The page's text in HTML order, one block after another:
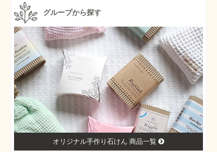
グループから探す
オリジナル手作り石けん 商品一覧